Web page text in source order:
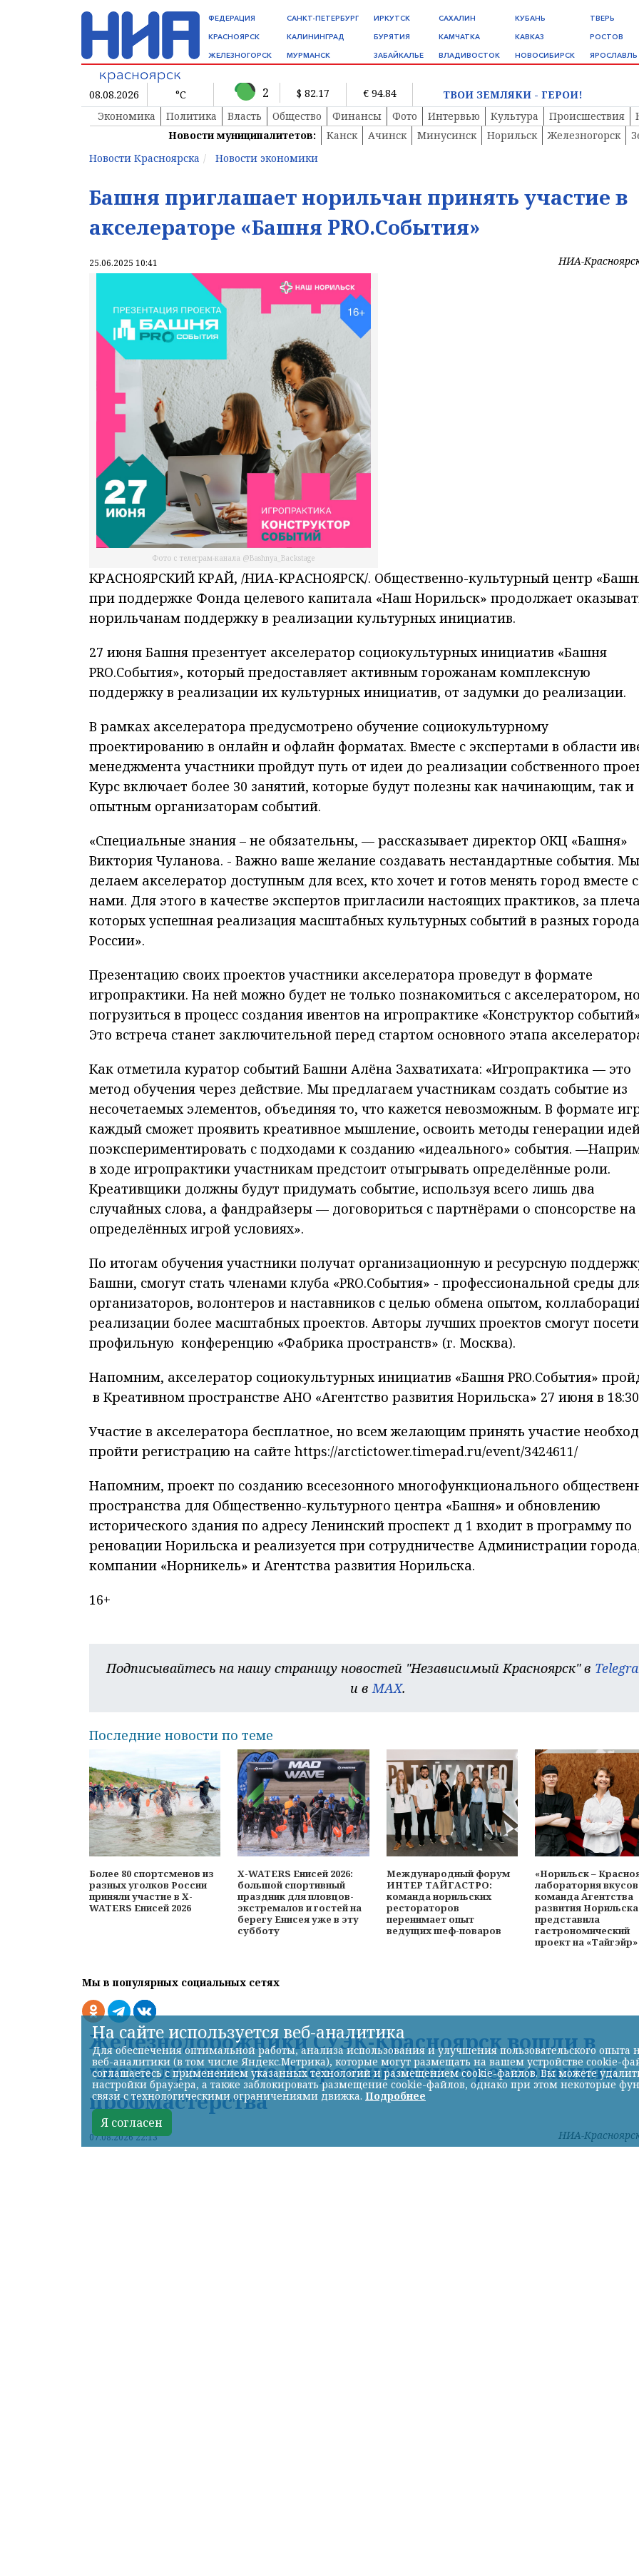
ФЕДЕРАЦИЯ
КРАСНОЯРСК
ЖЕЛЕЗНОГОРСК
САНКТ-ПЕТЕРБУРГ
КАЛИНИНГРАД
МУРМАНСК
ИРКУТСК
БУРЯТИЯ
ЗАБАЙКАЛЬЕ
САХАЛИН
КАМЧАТКА
ВЛАДИВОСТОК
КУБАНЬ
КАВКАЗ
НОВОСИБИРСК
ТВЕРЬ
РОСТОВ
ЯРОСЛАВЛЬ
08.08.2026 °C 2 $ 82.17 € 94.84
ТВОИ ЗЕМЛЯКИ - ГЕРОИ!
Экономика
Политика Власть Общество Финансы Фото Интервью Культура Происшествия
Новости муниципалитетов:
Канск Ачинск Минусинск Норильск Железногорск
Новости Красноярска
Новости экономики
Башня приглашает норильчан принять участие в
акселераторе «Башня PRO.События»
25.06.2025 10:41 НИА-
Фото с телеграм-канала @Bashnya_Backstage
КРАСНОЯРСКИЙ КРАЙ, /НИА-КРАСНОЯРСК/. Общественно-культурный центр
при поддержке Фонда целевого капитала «Наш Норильск» продолжает
норильчанам поддержку в реализации культурных инициатив.
27 июня Башня презентует акселератор социокультурных инициатив «Башня
PRO.События», который предоставляет активным горожанам комплексную
поддержку в реализации их культурных инициатив, от задумки до реализации.
В рамках акселератора предусмотрено обучение социокультурному
проектированию в онлайн и офлайн форматах. Вместе с экспертами в области
менеджмента участники пройдут путь от идеи до реализации собственного
Курс включает более 30 занятий, которые будут полезны как начинающим, так и
опытным организаторам событий.
«Специальные знания – не обязательны, — рассказывает директор ОКЦ «Башня»
Виктория Чуланова. - Важно ваше желание создавать нестандартные события. Мы
делаем акселератор доступным для всех, кто хочет и готов менять город вместе с
нами. Для этого в качестве экспертов пригласили настоящих практиков, за
которых успешная реализация масштабных культурных событий в разных
России».
Презентацию своих проектов участники акселератора проведут в формате
игропрактики. На ней можно будет не только познакомиться с акселератором,
погрузиться в процесс создания ивентов на игропрактике «Конструктор
Это встреча станет заключительной перед стартом основного этапа
Как отметила куратор событий Башни Алёна Захватихата: «Игропрактика — это
метод обучения через действие. Мы предлагаем участникам создать событие из
несочетаемых элементов, объединяя то, что кажется невозможным. В формате
каждый сможет проявить креативное мышление, освоить методы генерации
поэкспериментировать с подходами к созданию «идеального» события.
в ходе игропрактики участникам предстоит отыгрывать определённые роли.
Креативщики должны будут придумать событие, используя всего лишь два
случайных слова, а фандрайзеры — договориться с партнёрами о спонсорстве на
определённых игрой условиях».
По итогам обучения участники получат организационную и ресурсную
Башни, смогут стать членами клуба «PRO.События» - профессиональной среды
организаторов, волонтеров и наставников с целью обмена опытом,
реализации более масштабных проектов. Авторы лучших проектов смогут
профильную конференцию «Фабрика пространств» (г. Москва).
Напомним, акселератор социокультурных инициатив «Башня PRO.События»
в Креативном пространстве АНО «Агентство развития Норильска» 27 июня в
Участие в акселератора бесплатное, но всем желающим принять участие
пройти регистрацию на сайте https://arctictower.timepad.ru/event/3424611/
Напомним, проект по созданию всесезонного многофункционального
пространства для Общественно-культурного центра «Башня» и обновлению
исторического здания по адресу Ленинский проспект д 1 входит в программу по
реновации Норильска и реализуется при сотрудничестве Администрации
компании «Норникель» и Агентства развития Норильска.
16+
Подписывайтесь на нашу страницу новостей "Независимый Красноярск" в
и в MAX.
Последние новости по теме
Более 80 спортсменов из
разных уголков России
приняли участие в X-
WATERS Енисей 2026
X-WATERS Енисей 2026:
большой спортивный
праздник для пловцов-
экстремалов и гостей на
берегу Енисея уже в эту
субботу
Международный форум
ИНТЕР ТАЙГАСТРО:
команда норильских
рестораторов
перенимает опыт
ведущих шеф-поваров
«Норильск –
лаборатория
команда Агентства
развития Норильска
представила
гастрономический
проект на «Тайгэйр»
Мы в популярных социальных сетях
Железнодорожники СУЭК-Красноярск вошли в
число лучших на Всероссийских соревнованиях
профмастерства
07.08.2026 22:13 НИА-
На сайте используется веб-аналитика
Для обеспечения оптимальной работы, анализа использования и улучшения пользовательского опыта
веб-аналитики (в том числе Яндекс.Метрика), которые могут размещать на вашем устройстве cookie-
соглашаетесь с применением указанных технологий и размещением cookie-файлов. Вы можете
настройки браузера, а также заблокировать размещение cookie-файлов, однако при этом некоторые
связи с технологическими ограничениями движка. Подробнее
Я согласен